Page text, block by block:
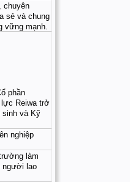
chuyên
sẻ và chung
vững mạnh.
phần
Reiwa trở
sinh và Kỹ
nghiệp
làm
người lao